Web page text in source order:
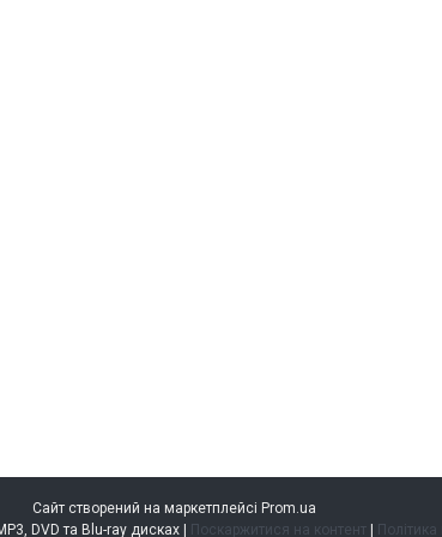
Сайт створений на маркетплейсі Prom.ua
music.kiev.ua — музика на CD, MP3, DVD та Blu-ray дисках | Поскаржитися на контент | Політика